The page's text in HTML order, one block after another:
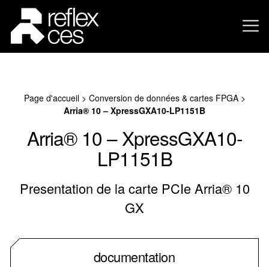
Page d'accueil> Conversion de données & cartes FPGA>
Arria® 10 – XpressGXA10-LP1151B
Arria® 10 – XpressGXA10-
LP1151B
Presentation de la carte PCIe Arria® 10
GX
documentation